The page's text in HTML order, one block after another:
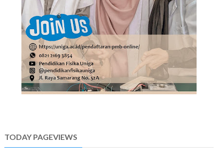
TODAY PAGEVIEWS